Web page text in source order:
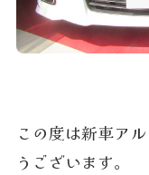
この度は新車ア
うございます。